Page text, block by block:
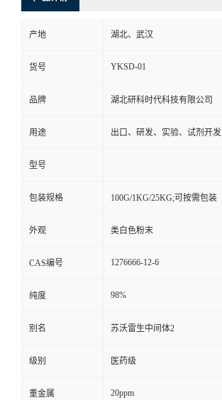
产地 湖北、武汉
货号 YKSD-01
品牌 湖北研科时代科技有限公司
用途 出口、研发、实验、试剂开发
型号
包装规格 100G/1KG/25KG;可按需包装
外观 类白色粉末
CAS编号 1276666-12-6
纯度 98%
别名 苏沃雷生中间体2
级别 医药级
重金属 20ppm